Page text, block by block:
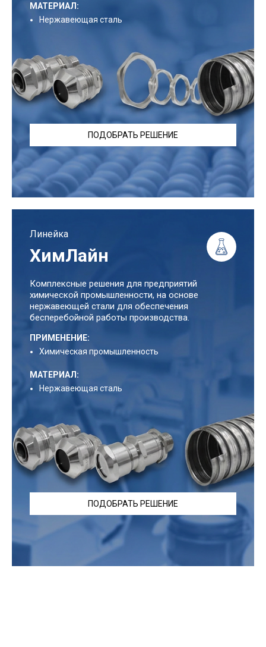
МАТЕРИАЛ:
Нержавеющая сталь
ПОДОБРАТЬ РЕШЕНИЕ
Линейка
ХимЛайн
Комплексные решения для предприятий
химической промышленности, на основе
нержавеющей стали для обеспечения
бесперебойной работы производства.
ПРИМЕНЕНИЕ:
Химическая промышленность
МАТЕРИАЛ:
Нержавеющая сталь
ПОДОБРАТЬ РЕШЕНИЕ